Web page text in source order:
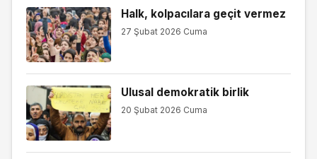
Halk, kolpacılara geçit vermez
27 Şubat 2026 Cuma
Ulusal demokratik birlik
20 Şubat 2026 Cuma